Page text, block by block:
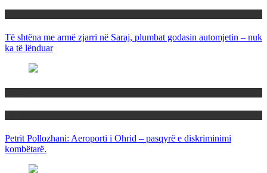
Të shtëna me armë zjarri në Saraj, plumbat godasin automjetin – nuk
ka të lënduar
Petrit Pollozhani: Aeroporti i Ohrid – pasqyrë e diskriminimi
kombëtarë.